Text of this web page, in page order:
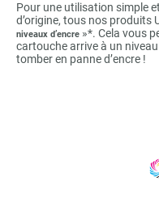
Pour une utilisation simple
d’origine, tous nos produits
niveaux d’encre »*. Cela vous
cartouche arrive à un
tomber en panne d’encre !